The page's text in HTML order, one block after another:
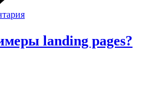
landing pages?